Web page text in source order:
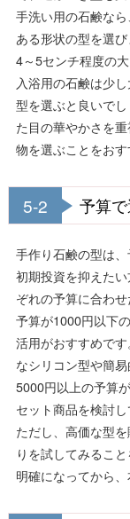
手洗い用の石鹸な
ある形状の型を選
4～5センチ程度の
入浴用の石鹸は少
型を選ぶと良いで
た目の華やかさを
物を選ぶことをおす
5-2 予算
手作り石鹸の型は
初期投資を抑えた
ぞれの予算に合わせ
予算が1000円以下
活用がおすすめで
なシリコン型や簡
5000円以上の予算
セット商品を検討し
ただし、高価な型
りを試してみるこ
明確になってから